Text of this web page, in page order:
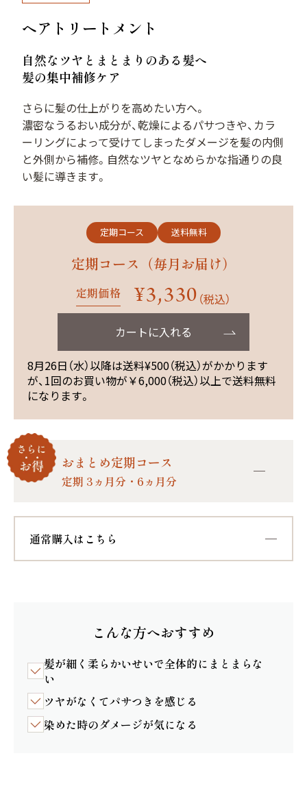
ミルキーシフト ヘアオ
用）
サプリメント シナジ
ー
サプリメント オールイ
ンワン
マイナチュレシリーズ一覧
お得なおまとめ定期コース
ヘアトリートメント
自然なツヤとまとまりのある髪へ
髪の集中補修ケア
さらに髪の仕上がりを高めたい方へ。
濃密なうるおい成分が、乾燥によるパサつきや、カラ
ーリングによって受けてしまったダメージを髪の内側
と外側から補修。自然なツヤとなめらかな指通りの良
い髪に導きます。
定期コース 送料無料
定期コース（毎月お届け）
定期価格 ¥3,330 （税込）
カートに入れる
8月26日（水）以降は送料¥500（税込）がかかります
が、1回のお買い物が￥6,000（税込）以上で送料無料
になります。
おまとめ定期コース
定期 3ヵ月分・6ヵ月分
定期コース（3ヵ月分おまとめ）
カートに入れる
定期コース 送料無料
通常購入はこちら
カートに入れる
※定期コースと同梱なら送料無料です。詳しくは
こんな方へおすすめ
髪が細く柔らかいせいで全体的にまとまらな
い
ツヤがなくてパサつきを感じる
染めた時のダメージが気になる